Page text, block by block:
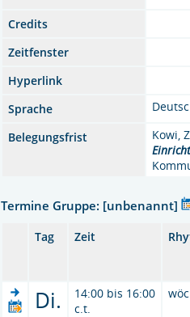
Credits
Zeitfenster
Hyperlink
Sprache
Belegungsfrist
Kowi,
Termine Gruppe: [unbenannt]
Tag Zeit
Di.
14:00 bis 16:00
c.t.